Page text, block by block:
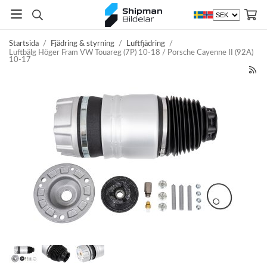
Startsida / Fjädring & styrning / Luftfjädring /
Luftbälg Höger Fram VW Touareg (7P) 10-18 / Porsche Cayenne II (92A)
10-17